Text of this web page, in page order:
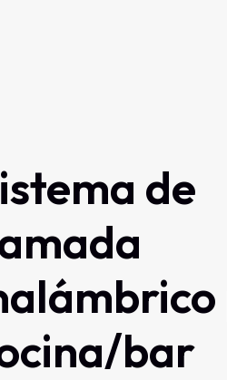
de
bar